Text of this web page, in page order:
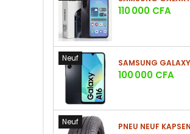
Prix
110 000 CFA
Neuf
Prix
100 000 CFA
Neuf